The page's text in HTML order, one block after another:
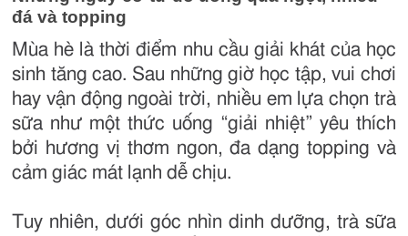
đá và topping
Mùa hè là thời điểm nhu cầu giải khát của học
sinh tăng cao. Sau những giờ học tập, vui chơi
hay vận động ngoài trời, nhiều em lựa chọn trà
sữa như một thức uống “giải nhiệt” yêu thích
bởi hương vị thơm ngon, đa dạng topping và
cảm giác mát lạnh dễ chịu.
Tuy nhiên, dưới góc nhìn dinh dưỡng, trà sữa